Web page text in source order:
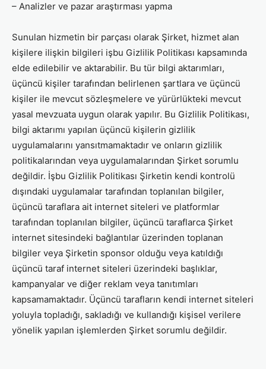
– Analizler ve pazar araştırması yapma
Sunulan hizmetin bir parçası olarak Şirket, hizmet alan
kişilere ilişkin bilgileri işbu Gizlilik Politikası kapsamında
elde edilebilir ve aktarabilir. Bu tür bilgi aktarımları,
üçüncü kişiler tarafından belirlenen şartlara ve üçüncü
kişiler ile mevcut sözleşmelere ve yürürlükteki mevcut
yasal mevzuata uygun olarak yapılır. Bu Gizlilik Politikası,
bilgi aktarımı yapılan üçüncü kişilerin gizlilik
uygulamalarını yansıtmamaktadır ve onların gizlilik
politikalarından veya uygulamalarından Şirket sorumlu
değildir. İşbu Gizlilik Politikası Şirketin kendi kontrolü
dışındaki uygulamalar tarafından toplanılan bilgiler,
üçüncü taraflara ait internet siteleri ve platformlar
tarafından toplanılan bilgiler, üçüncü taraflarca Şirket
internet sitesindeki bağlantılar üzerinden toplanan
bilgiler veya Şirketin sponsor olduğu veya katıldığı
üçüncü taraf internet siteleri üzerindeki başlıklar,
kampanyalar ve diğer reklam veya tanıtımları
kapsamamaktadır. Üçüncü tarafların kendi internet siteleri
yoluyla topladığı, sakladığı ve kullandığı kişisel verilere
yönelik yapılan işlemlerden Şirket sorumlu değildir.